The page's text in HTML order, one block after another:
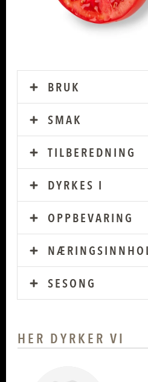
BRUK
SMAK
TILBEREDNING
DYRKES I
OPPBEVARING
SESONG
HER DYRKER VI